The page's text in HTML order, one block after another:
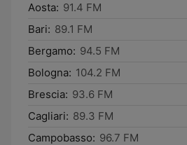
Aosta: 91.4 FM
Bari: 89.1 FM
Bergamo: 94.5 FM
Bologna: 104.2 FM
Brescia: 93.6 FM
Cagliari: 89.3 FM
Campobasso: 96.7 FM